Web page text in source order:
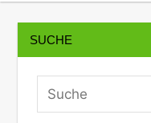
SUCHE